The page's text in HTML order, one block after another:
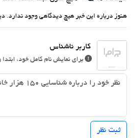
هنوز درباره این خبر هیچ دیدگاهی وجود ندارد.
برای نمایش نام کامل خود، ابتدا